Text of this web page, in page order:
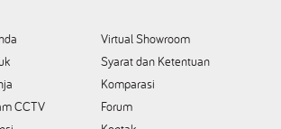
CCTV
Virtual Showroom
Syarat dan Ketentuan
Komparasi
Forum